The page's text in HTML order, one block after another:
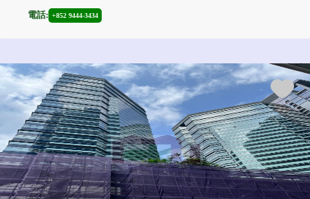
電話: +852 9444-3434